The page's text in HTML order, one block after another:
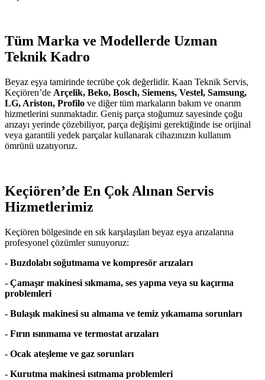
Tüm Marka ve Modellerde Uzman
Teknik Kadro
Beyaz eşya tamirinde tecrübe çok değerlidir. Kaan Teknik Servis,
Keçiören’de Arçelik, Beko, Bosch, Siemens, Vestel, Samsung,
LG, Ariston, Profilo ve diğer tüm markaların bakım ve onarım
hizmetlerini sunmaktadır. Geniş parça stoğumuz sayesinde çoğu
arızayı yerinde çözebiliyor, parça değişimi gerektiğinde ise orijinal
veya garantili yedek parçalar kullanarak cihazınızın kullanım
ömrünü uzatıyoruz.
Keçiören’de En Çok Alınan Servis
Hizmetlerimiz
Keçiören bölgesinde en sık karşılaşılan beyaz eşya arızalarına
profesyonel çözümler sunuyoruz:
- Buzdolabı soğutmama ve kompresör arızaları
- Çamaşır makinesi sıkmama, ses yapma veya su kaçırma
problemleri
- Bulaşık makinesi su almama ve temiz yıkamama sorunları
- Fırın ısınmama ve termostat arızaları
- Ocak ateşleme ve gaz sorunları
- Kurutma makinesi ısıtmama problemleri